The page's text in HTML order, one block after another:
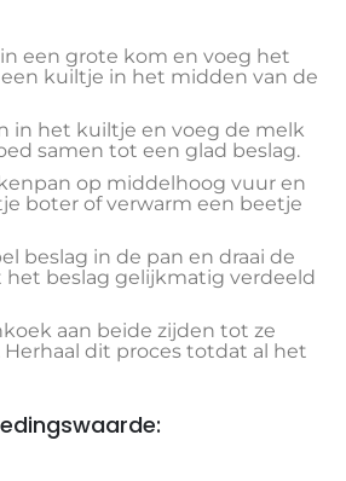
een grote kom en voeg het
kuiltje in het midden van de
in het kuiltje en voeg de melk
samen tot een glad beslag.
op middelhoog vuur en
boter of verwarm een beetje
beslag in de pan en draai de
het beslag gelijkmatig verdeeld
aan beide zijden tot ze
dit proces totdat al het